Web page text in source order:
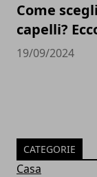
Come
capelli?
19/09/2024
CATEGORIE
Casa